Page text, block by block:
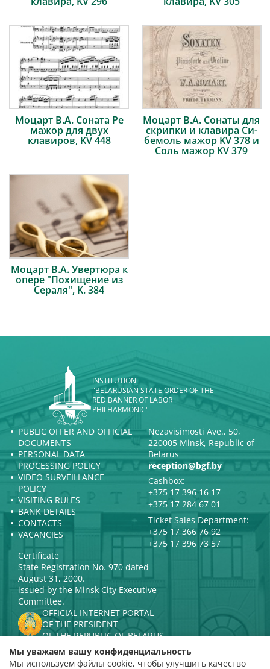
Моцарт В.А. Соната Ре
мажор для двух
клавиров, KV 448
Моцарт В.А. Сонаты для
скрипки и клавира Си-
бемоль мажор KV 378 и
Соль мажор KV 379
Моцарт В.А. Увертюра к
опере "Похищение из
Сераля", K. 384
INSTITUTION
"BELARUSIAN STATE ORDER OF THE
RED BANNER OF LABOR
PHILHARMONIC"
PUBLIC OFFER AND OFFICIAL
DOCUMENTS
PERSONAL DATA
PROCESSING POLICY
VIDEO SURVEILLANCE
POLICY
VISITING RULES
BANK DETAILS
CONTACTS
VACANCIES
Nezavisimosti Ave., 50,
220005 Minsk, Republic of
Belarus
reception@bgf.by
Cashbox:
+375 17 396 16 17
+375 17 284 67 01
Ticket Sales Department:
+375 17 366 76 92
+375 17 396 73 57
Certificate
State Registration No. 970 dated
August 31, 2000.
issued by the Minsk City Executive
Committee.
OFFICIAL INTERNET PORTAL
OF THE PRESIDENT
OF THE REPUBLIC OF BELARUS
MINISTRY OF CULTURE OF THE
REPUBLIC OF BELARUS
Мы уважаем вашу конфиденциальность
Мы используем файлы cookie, чтобы улучшить качество